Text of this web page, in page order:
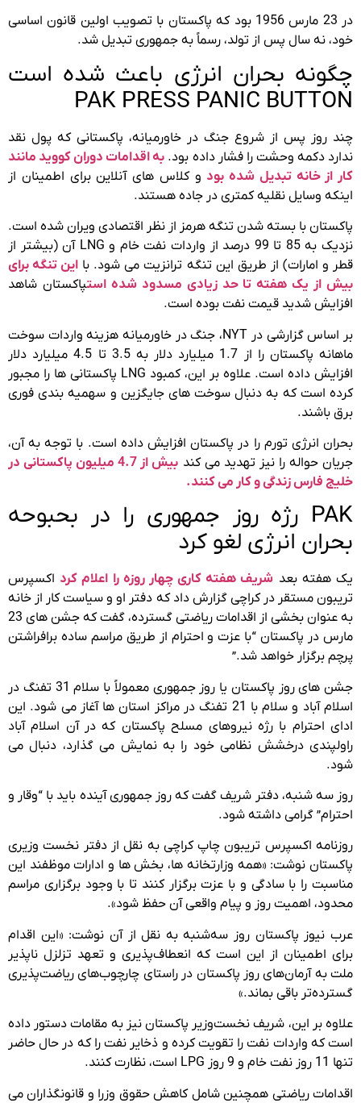
در 23 مارس 1956 بود که پاکستان با تصویب اولین قانون اساسی
خود، نه سال پس از تولد، رسماً به جمهوری تبدیل شد.
چگونه بحران انرژی باعث شده است
PAK PRESS PANIC BUTTON
چند روز پس از شروع جنگ در خاورمیانه، پاکستانی که پول نقد
ندارد دکمه وحشت را فشار داده بود. به اقدامات دوران کووید مانند
کار از خانه تبدیل شده بود و کلاس های آنلاین برای اطمینان از
اینکه وسایل نقلیه کمتری در جاده هستند.
پاکستان با بسته شدن تنگه هرمز از نظر اقتصادی ویران شده است.
نزدیک به 85 تا 99 درصد از واردات نفت خام و LNG آن (بیشتر از
قطر و امارات) از طریق این تنگه ترانزیت می شود. با این تنگه برای
بیش از یک هفته تا حد زیادی مسدود شده استپاکستان شاهد
افزایش شدید قیمت نفت بوده است.
بر اساس گزارشی در NYT، جنگ در خاورمیانه هزینه واردات سوخت
ماهانه پاکستان را از 1.7 میلیارد دلار به 3.5 تا 4.5 میلیارد دلار
افزایش داده است. علاوه بر این، کمبود LNG پاکستانی ها را مجبور
کرده است که به دنبال سوخت های جایگزین و سهمیه بندی فوری
برق باشند.
بحران انرژی تورم را در پاکستان افزایش داده است. با توجه به آن،
جریان حواله را نیز تهدید می کند
بیش از 4.7 میلیون پاکستانی در
خلیج فارس زندگی و کار می کنند.
PAK رژه روز جمهوری را در بحبوحه
بحران انرژی لغو کرد
یک هفته بعد شریف هفته کاری چهار روزه را اعلام کرد اکسپرس
تریبون مستقر در کراچی گزارش داد که دفتر او و سیاست کار از خانه
به عنوان بخشی از اقدامات ریاضتی گسترده، گفت که جشن های 23
مارس در پاکستان “با عزت و احترام از طریق مراسم ساده برافراشتن
پرچم برگزار خواهد شد.”
جشن های روز پاکستان یا روز جمهوری معمولاً با سلام 31 تفنگ در
اسلام آباد و سلام با 21 تفنگ در مراکز استان ها آغاز می شود. این
ادای احترام با رژه نیروهای مسلح پاکستان که در آن اسلام آباد
راولپندی درخشش نظامی خود را به نمایش می گذارد، دنبال می
شود.
روز سه شنبه، دفتر شریف گفت که روز جمهوری آینده باید با “وقار و
احترام” گرامی داشته شود.
روزنامه اکسپرس تریبون چاپ کراچی به نقل از دفتر نخست وزیری
پاکستان نوشت: «همه وزارتخانه ها، بخش ها و ادارات موظفند این
مناسبت را با سادگی و با عزت برگزار کنند تا با وجود برگزاری مراسم
محدود، اهمیت روز و پیام واقعی آن حفظ شود».
عرب نیوز پاکستان روز سه‌شنبه به نقل از آن نوشت: «این اقدام
برای اطمینان از این است که انعطاف‌پذیری و تعهد تزلزل ناپذیر
ملت به آرمان‌های روز پاکستان در راستای چارچوب‌های ریاضت‌پذیری
گسترده‌تر باقی بماند.»
علاوه بر این، شریف نخست‌وزیر پاکستان نیز به مقامات دستور داده
است که واردات نفت را تقویت کرده و ذخایر نفت را که در حال حاضر
تنها 11 روز نفت خام و 9 روز LPG است، نظارت کنند.
اقدامات ریاضتی همچنین شامل کاهش حقوق وزرا و قانونگذاران می